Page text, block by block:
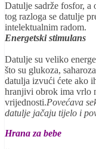
Datulje sadrže fosfor, a
tog razloga se datulje
intelektualnim radom.
Energetski stimulans
Datulje su veliko
što su glukoza,
datulja izvući ćete ako
hranjivi obrok ima vrlo
vrijednosti.Povećava
datulje jačaju tijelo i
Hrana za bebe